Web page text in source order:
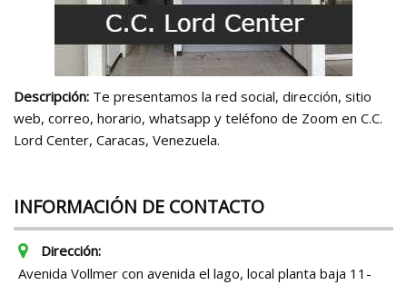
Descripción: Te presentamos la red social, dirección, sitio
web, correo, horario, whatsapp y teléfono de Zoom en C.C.
Lord Center, Caracas, Venezuela.
INFORMACIÓN DE CONTACTO
Dirección:
Avenida Vollmer con avenida el lago, local planta baja 11-